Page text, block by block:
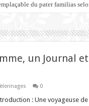
du pater familias
un Journal
0
: Une voyageuse